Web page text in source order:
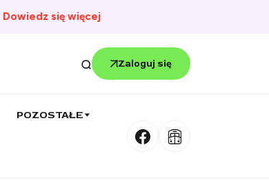
Dowiedz się więcej
Zaloguj się
POZOSTAŁE